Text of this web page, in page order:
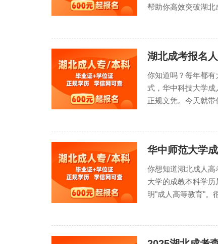
帮助你高效突破湖
湖北成考报名
你知道吗？每年都
式，华中科技大学成
正规文凭。今天就
华中师范大学
你想知道湖北成人
大学的成教本科学
明"成人高等教育"。